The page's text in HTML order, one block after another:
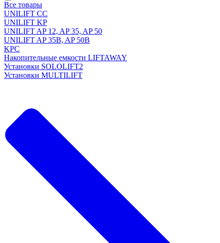
Все товары
UNILIFT CC
UNILIFT KP
UNILIFT AP 12, AP 35, AP 50
UNILIFT AP 35B, AP 50B
KPC
Накопительные емкости LIFTAWAY
Установки SOLOLIFT2
Установки MULTILIFT